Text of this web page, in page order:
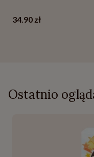
34.90 zł
Ostatnio